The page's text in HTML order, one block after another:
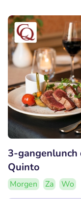
3-gangenlunch
Quinto
Morgen Za
Wo